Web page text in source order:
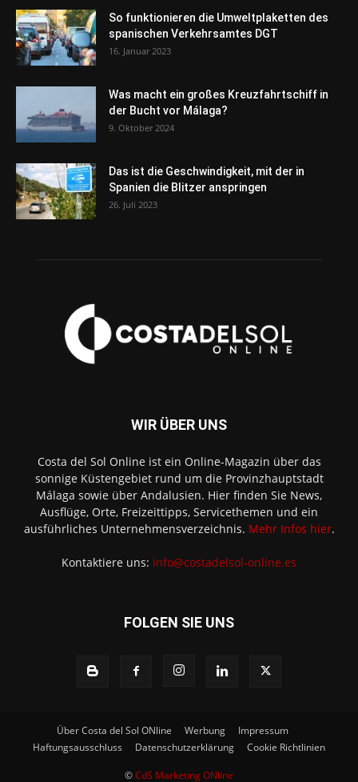
So funktionieren die Umweltplaketten des
spanischen Verkehrsamtes DGT
16. Januar 2023
Was macht ein großes Kreuzfahrtschiff in
der Bucht vor Málaga?
9. Oktober 2024
Das ist die Geschwindigkeit, mit der in
Spanien die Blitzer anspringen
26. Juli 2023
WIR ÜBER UNS
Costa del Sol Online ist ein Online-Magazin über das
sonnige Küstengebiet rund um die Provinzhauptstadt
Málaga sowie über Andalusien. Hier finden Sie News,
Ausflüge, Orte, Freizeittipps, Servicethemen und ein
ausführliches Unternehmensverzeichnis. Mehr Infos hier.
Kontaktiere uns: info@costadelsol-online.es
FOLGEN SIE UNS
Über Costa del Sol ONline Werbung
Impressum
Haftungsausschluss
Datenschutzerklärung Cookie Richtlinien
©CdS Marketing ONline